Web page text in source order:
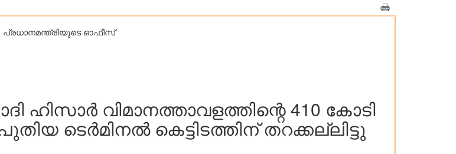
പ്രധാനമന്ത്രിയുടെ ഓഫീസ്‌
ഹിസാർ വിമാനത്താവളത്തിന്റെ 410 കോടി
ടെർമിനൽ കെട്ടിടത്തിന് തറക്കല്ലിട്ടു